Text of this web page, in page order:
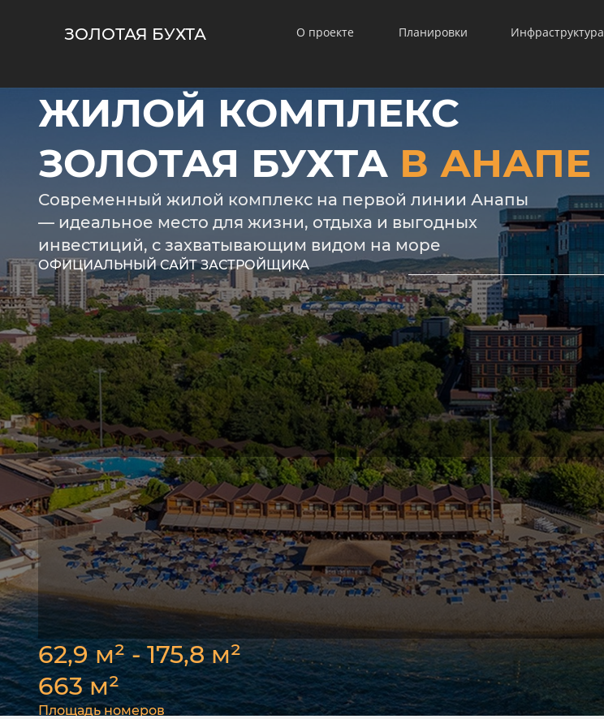
ЗОЛОТАЯ БУХТА О проекте Планировки Инфраструктура
ЖИЛОЙ КОМПЛЕКС
ЗОЛОТАЯ БУХТА В АНАПЕ
Современный жилой комплекс на первой линии Анапы
— идеальное место для жизни, отдыха и выгодных
инвестиций, с захватывающим видом на море
ОФИЦИАЛЬНЫЙ САЙТ ЗАСТРОЙЩИКА
62,9 м² - 175,8 м²
663 м²
Площадь номеров